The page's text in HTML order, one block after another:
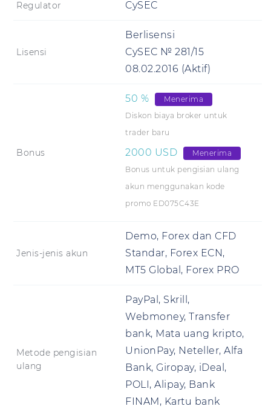
Regulator CySEC
Lisensi
Berlisensi
CySEC № 281/15
08.02.2016 (Aktif)
Bonus
50 %
Menerima
Diskon biaya broker untuk
trader baru
2000 USD
Menerima
Bonus untuk pengisian ulang
akun menggunakan kode
promo ED075C43E
Jenis-jenis akun
Demo, Forex dan CFD
Standar, Forex ECN,
MT5 Global, Forex PRO
Metode pengisian
ulang
PayPal, Skrill,
Webmoney, Transfer
bank, Mata uang kripto,
UnionPay, Neteller, Alfa
Bank, Giropay, iDeal,
POLI, Alipay, Bank
FINAM, Kartu bank